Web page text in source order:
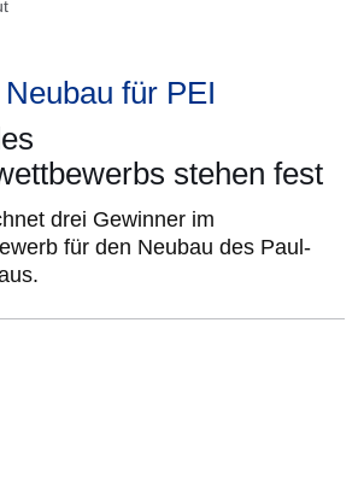
Neubau für PEI
stehen fest
drei Gewinner im
für den Neubau des Paul-